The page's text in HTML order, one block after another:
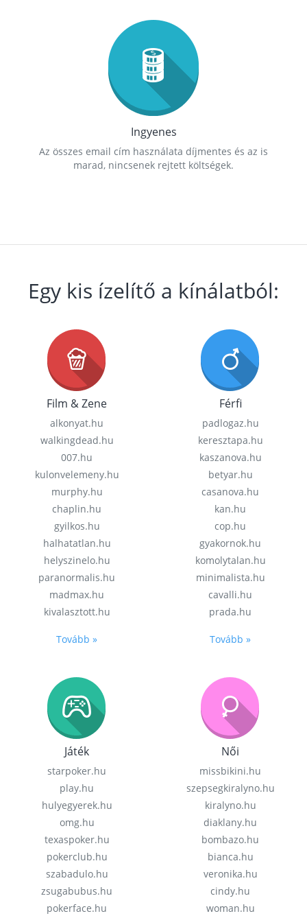
Ingyenes
Az összes email cím használata díjmentes és az is
marad, nincsenek rejtett költségek.
Egy kis ízelítő a kínálatból:
Film & Zene
alkonyat.hu
walkingdead.hu
007.hu
kulonvelemeny.hu
murphy.hu
chaplin.hu
gyilkos.hu
halhatatlan.hu
helyszinelo.hu
paranormalis.hu
madmax.hu
kivalasztott.hu
Tovább »
Férfi
padlogaz.hu
keresztapa.hu
kaszanova.hu
betyar.hu
casanova.hu
kan.hu
cop.hu
gyakornok.hu
komolytalan.hu
minimalista.hu
cavalli.hu
prada.hu
Tovább »
Játék
starpoker.hu
play.hu
hulyegyerek.hu
omg.hu
texaspoker.hu
pokerclub.hu
szabadulo.hu
zsugabubus.hu
pokerface.hu
Női
missbikini.hu
szepsegkiralyno.hu
kiralyno.hu
diaklany.hu
bombazo.hu
bianca.hu
veronika.hu
cindy.hu
woman.hu